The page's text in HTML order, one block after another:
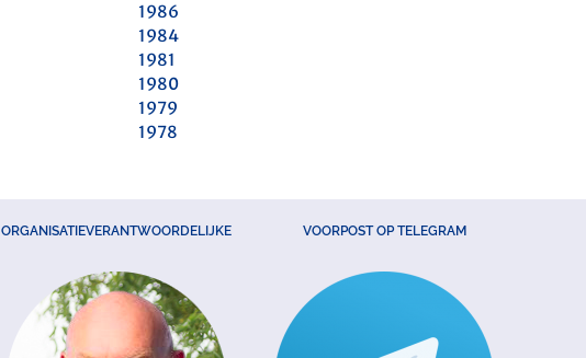
1986
1984
1981
1980
1979
1978
ORGANISATIEVERANTWOORDELIJKE VOORPOST OP TELEGRAM